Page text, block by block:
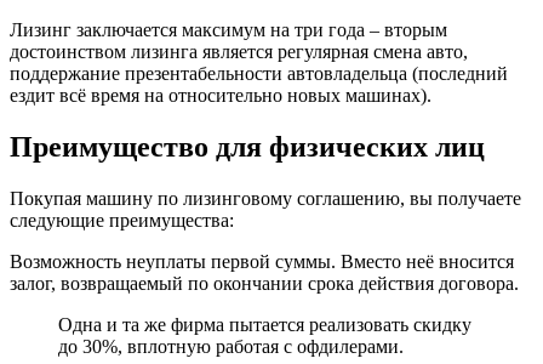
Лизинг заключается максимум на три года – вторым
достоинством лизинга является регулярная смена авто,
поддержание презентабельности автовладельца (последний
ездит всё время на относительно новых машинах).
Преимущество для физических лиц
Покупая машину по лизинговому соглашению, вы получаете
следующие преимущества:
Возможность неуплаты первой суммы. Вместо неё вносится
залог, возвращаемый по окончании срока действия договора.
Одна и та же фирма пытается реализовать скидку
до 30%, вплотную работая с офдилерами.